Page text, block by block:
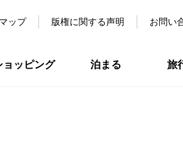
ップ 版権に関する声明 お問い
ョッピング 泊まる 旅